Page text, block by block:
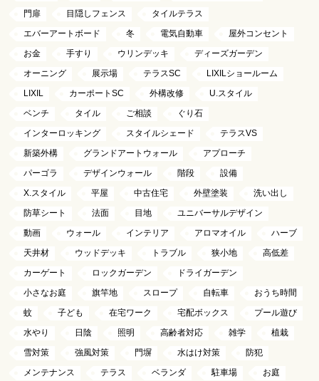
門扉
目隠しフェンス
タイルテラス
エバーアートボード
冬 電気自動車
屋外コンセント
お金
手すり ウリンデッキ
ディーズガーデン
オーニング
展示場 テラスSC
LIXILショールーム
LIXIL
カーポートSC 外構改修
U.スタイル
ベンチ
タイル ご相談
ぐり石
インターロッキング
スタイルシェード
テラスVS
新築外構
グランドアートウォール
アプローチ
パーゴラ
デザインウォール 階段
設備
X.スタイル
平屋 中古住宅 外壁塗装
洗い出し
防草シート
法面 目地
ユニバーサルデザイン
動画
ウォール インテリア アロマオイル
ハーブ
天井材
ウッドデッキ トラブル 狭小地
高低差
カーゲート
ロックガーデン
ドライガーデン
小さなお庭
旗竿地 スロープ 自転車
おうち時間
蚊
子ども 在宅ワーク 宅配ボックス
プール遊び
水やり
日陰 照明 高齢者対応 雑学
植栽
雪対策
強風対策 門塀 水はけ対策
防犯
メンテナンス
テラス ベランダ 駐車場
お庭